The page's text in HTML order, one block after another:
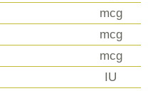
mcg
mcg
mcg
IU